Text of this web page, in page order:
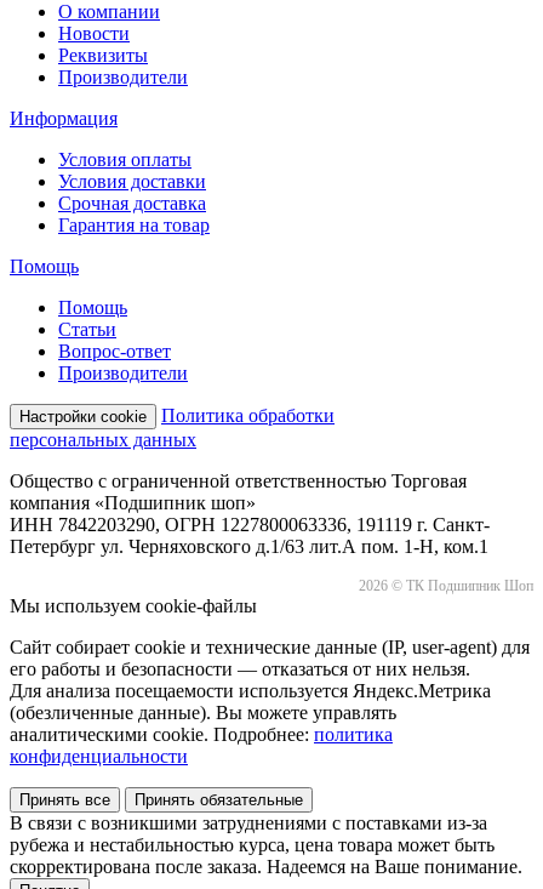
О компании
Новости
Реквизиты
Производители
Информация
Условия оплаты
Условия доставки
Срочная доставка
Гарантия на товар
Помощь
Помощь
Статьи
Вопрос-ответ
Производители
Настройки cookie
Политика обработки
персональных данных
Общество с ограниченной ответственностью Торговая
компания «Подшипник шоп»
ИНН 7842203290, ОГРН 1227800063336, 191119 г. Санкт-
Петербург ул. Черняховского д.1/63 лит.А пом. 1-Н, ком.1
2026 © ТК Подшипник Шоп
Мы используем cookie-файлы
Сайт собирает cookie и технические данные (IP, user-agent) для
его работы и безопасности — отказаться от них нельзя.
Для анализа посещаемости используется Яндекс.Метрика
(обезличенные данные). Вы можете управлять
аналитическими cookie. Подробнее: политика
конфиденциальности
Принять все Принять обязательные
В связи с возникшими затруднениями с поставками из-за
рубежа и нестабильностью курса, цена товара может быть
скорректирована после заказа. Надеемся на Ваше понимание.